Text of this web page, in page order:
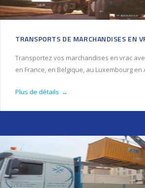
TRANSPORTS DE MARCHANDISES EN
Transportez vos marchandises en vrac
en France, en Belgique, au Luxembourg en
Plus de détails →